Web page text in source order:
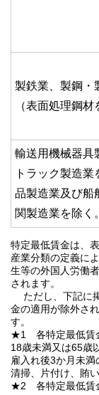
製鉄業、製鋼・
（表面処理鋼材
輸送用機械器具
トラック製造
品製造業及び船
関製造業を除く。
特定最低賃金は、
産業分類の定義に
生等の外国人労働
されます。
ただし、下記に
金の適用が除外さ
す。
★1 各特定最低賃
18歳未満又は65歳
雇入れ後3か月未
清掃、片付け、賄
★2 各特定最低賃